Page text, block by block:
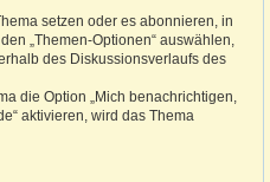
setzen oder es abonnieren, in
„Themen-Optionen“ auswählen,
des Diskussionsverlaufs des
die Option „Mich benachrichtigen,
aktivieren, wird das Thema